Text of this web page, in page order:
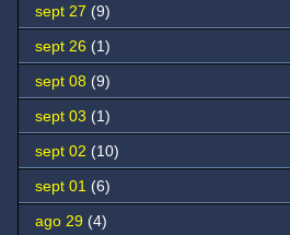
sept 27 (9)
sept 26 (1)
sept 08 (9)
sept 03 (1)
sept 02 (10)
sept 01 (6)
ago 29 (4)